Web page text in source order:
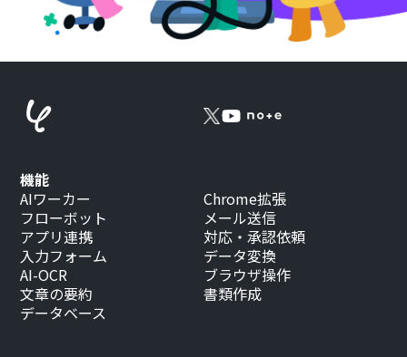
機能
AIワーカー
フローボット
アプリ連携
入力フォーム
AI-OCR
文章の要約
データベース
Chrome拡張
メール送信
対応・承認依頼
データ変換
ブラウザ操作
書類作成